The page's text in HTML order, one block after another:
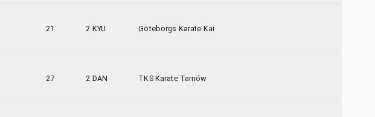
21 2 KYU Göteborgs Karate Kai
27 2 DAN TKS Karate Tarnów